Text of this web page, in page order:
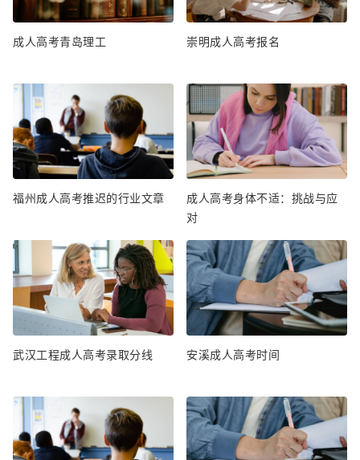
成人高考青岛理工 崇明成人高考报名
福州成人高考推迟的行业文章
成人高考身体不适：挑战与应
对
武汉工程成人高考录取分线 安溪成人高考时间